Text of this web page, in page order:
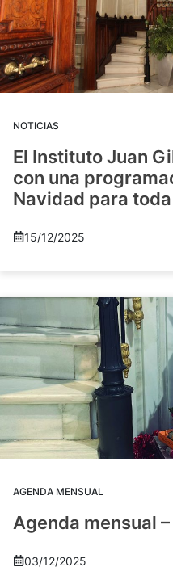
NOTICIAS
El Instituto Juan
con una
Navidad para
15/12/2025
AGENDA MENSUAL
Agenda mensual
03/12/2025